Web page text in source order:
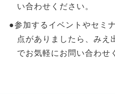
い合わせください。
●参加するイベントやセミ
点がありましたら、みえ
でお気軽にお問い合わせ